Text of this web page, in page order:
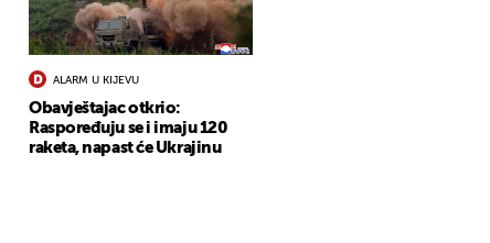
ALARM U KIJEVU
Obavještajac otkrio:
Raspoređuju se i imaju 120
raketa, napast će Ukrajinu